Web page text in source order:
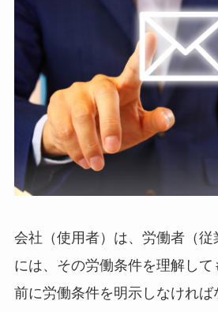
会社（使用者）は、労働者（従
には、その労働条件を理解し
前に労働条件を明示しなければ